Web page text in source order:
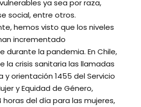
ya sea por raza,
social, entre otros.
hemos visto que los niveles
incrementado
la pandemia. En Chile,
la crisis sanitaria las llamadas
y orientación 1455 del Servicio
y Equidad de Género,
horas del día para las mujeres,